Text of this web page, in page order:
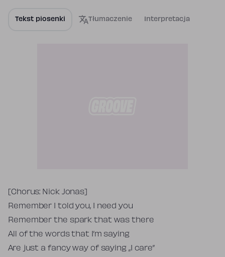
Tekst piosenki Tłumaczenie Interpretacja
Tekst piosenki
[Chorus: Nick Jonas]
Remember I told you, I need you
Remember the spark that was there
All of the words that I’m saying
Are just a fancy way of saying „I care”